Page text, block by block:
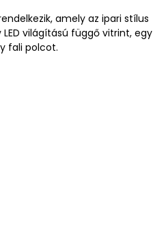
amely az ipari stílus
világítású függő vitrint, egy
fali polcot.